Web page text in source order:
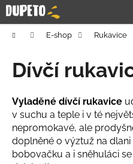
Prejsť
na
obsah
DomovE-shop Rukavice
Dívčí
Vyladěné dívčí rukavice
v suchu a teple i v té
nepromokavé, ale
doplněné o výztuž na
bobovačku a i sněhuláci
K
o
Č
o
p
o
t
r
e